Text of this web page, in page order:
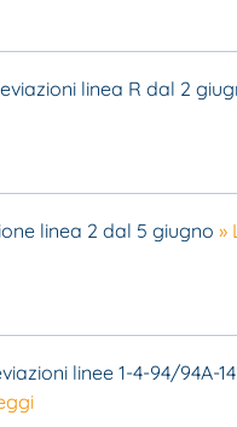
linea R dal 2
linea 2 dal 5 giugno »
linee 1-4-94/94A-